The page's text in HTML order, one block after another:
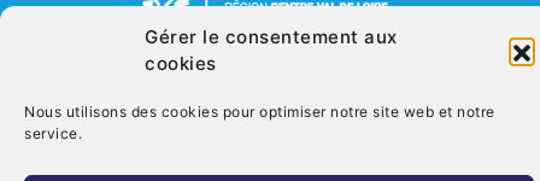
Gérer le consentement aux
cookies
Nous utilisons des cookies pour optimiser notre site web et notre
service.
© Copyright 2026. CRT Centre-Val De Loire
Nous contacter